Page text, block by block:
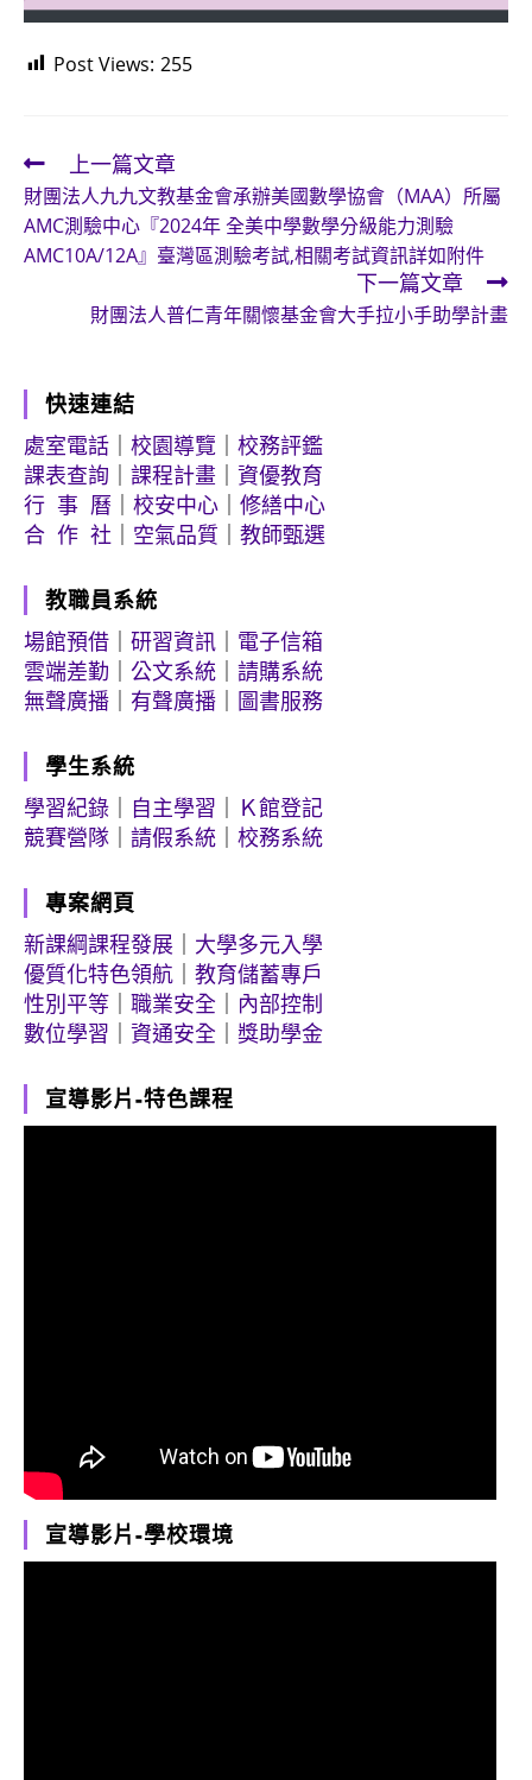
Post Views: 255
Read
more
articles
上一篇文章
財團法人九九文教基金會承辦美國數學協會（MAA）所屬
AMC測驗中心『2024年 全美中學數學分級能力測驗
AMC10A/12A』臺灣區測驗考試,相關考試資訊詳如附件
下一篇文章
財團法人普仁青年關懷基金會大手拉小手助學計畫
快速連結
處室電話
校園導覽
校務評鑑
課表查詢
課程計畫
資優教育
行 事 曆
校安中心
修繕中心
合 作 社
空氣品質 教師甄選
教職員系統
場館預借
研習資訊
電子信箱
雲端差勤
公文系統
請購系統
無聲廣播
有聲廣播 圖書服務
學生系統
學習紀錄
自主學習
Ｋ館登記
競賽營隊
請假系統 校務系統
專案網頁
新課綱課程發展
大學多元入學
優質化特色領航
教育儲蓄專戶
性別平等
職業安全
內部控制
數位學習
資通安全 獎助學金
宣導影片-特色課程
宣導影片-學校環境